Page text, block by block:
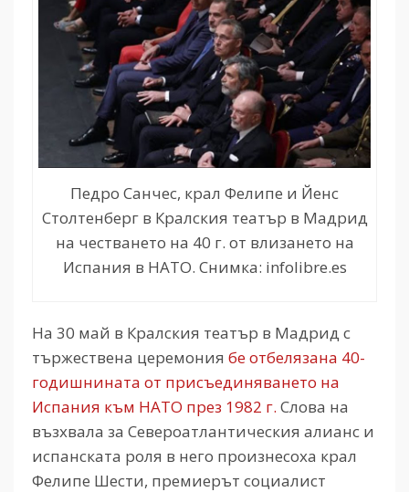
Педро Санчес, крал Фелипе и Йенс
Столтенберг в Кралския театър в Мадрид
на честването на 40 г. от влизането на
Испания в НАТО. Снимка: infolibre.es
На 30 май в Кралския театър в Мадрид с
тържествена церемония бе отбелязана 40-
годишнината от присъединяването на
Испания към НАТО през 1982 г. Слова на
възхвала за Североатлантическия алианс и
испанската роля в него произнесоха крал
Фелипе Шести, премиерът социалист